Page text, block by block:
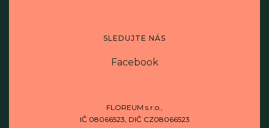
SLEDUJTE NÁS
Facebook
FLOREUM s.r.o.,
IČ 08066523, DIČ CZ08066523